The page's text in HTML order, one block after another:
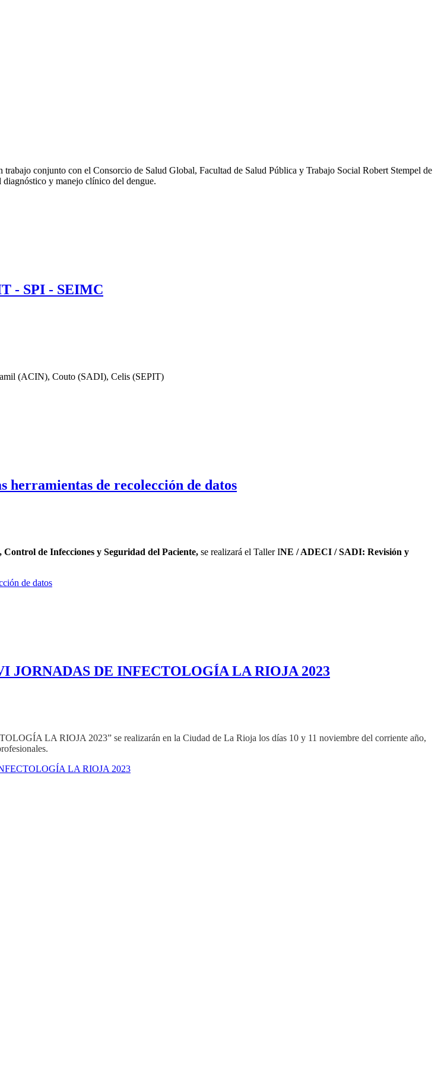
conjunto con el Consorcio de Salud Global, Facultad de Salud Pública y Trabajo Social Robert Stempel de
y manejo clínico del dengue.
- SPI - SEIMC
(ACIN), Couto (SADI), Celis (SEPIT)
de recolección de datos
de Infecciones y Seguridad del Paciente, se realizará el Taller INE / ADECI / SADI: Revisión y
de datos
JORNADAS DE INFECTOLOGÍA LA RIOJA 2023
LA RIOJA 2023” se realizarán en la Ciudad de La Rioja los días 10 y 11 noviembre del corriente año,
LA RIOJA 2023